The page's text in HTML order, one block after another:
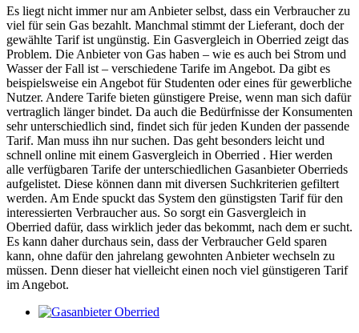
Es liegt nicht immer nur am Anbieter selbst, dass ein Verbraucher zu
viel für sein Gas bezahlt. Manchmal stimmt der Lieferant, doch der
gewählte Tarif ist ungünstig. Ein Gasvergleich in Oberried zeigt das
Problem. Die Anbieter von Gas haben – wie es auch bei Strom und
Wasser der Fall ist – verschiedene Tarife im Angebot. Da gibt es
beispielsweise ein Angebot für Studenten oder eines für gewerbliche
Nutzer. Andere Tarife bieten günstigere Preise, wenn man sich dafür
vertraglich länger bindet. Da auch die Bedürfnisse der Konsumenten
sehr unterschiedlich sind, findet sich für jeden Kunden der passende
Tarif. Man muss ihn nur suchen. Das geht besonders leicht und
schnell online mit einem Gasvergleich in Oberried . Hier werden
alle verfügbaren Tarife der unterschiedlichen Gasanbieter Oberrieds
aufgelistet. Diese können dann mit diversen Suchkriterien gefiltert
werden. Am Ende spuckt das System den günstigsten Tarif für den
interessierten Verbraucher aus. So sorgt ein Gasvergleich in
Oberried dafür, dass wirklich jeder das bekommt, nach dem er sucht.
Es kann daher durchaus sein, dass der Verbraucher Geld sparen
kann, ohne dafür den jahrelang gewohnten Anbieter wechseln zu
müssen. Denn dieser hat vielleicht einen noch viel günstigeren Tarif
im Angebot.